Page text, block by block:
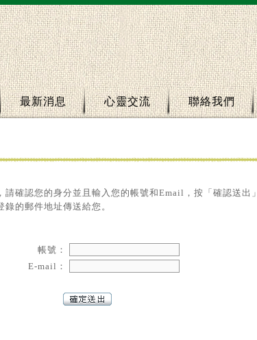
最新消息 心靈交流 聯絡我們
請確認您的身分並且輸入您的帳號和Email，按「確認送出」
的郵件地址傳送給您。
帳號：
E-mail：